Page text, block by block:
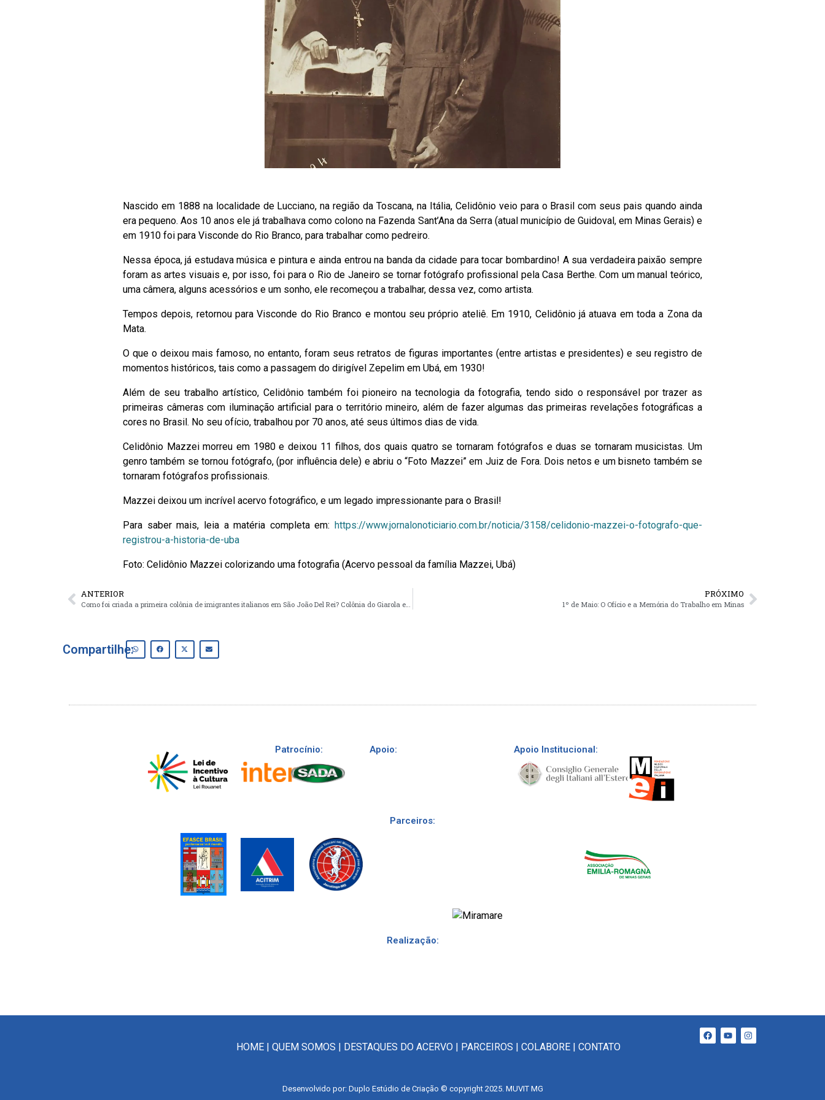
Nascido em 1888 na localidade de Lucciano, na região da Toscana, na Itália, Celidônio veio para o Brasil com seus pais quando ainda
era pequeno. Aos 10 anos ele já trabalhava como colono na Fazenda Sant’Ana da Serra (atual município de Guidoval, em Minas Gerais) e
em 1910 foi para Visconde do Rio Branco, para trabalhar como pedreiro.
Nessa época, já estudava música e pintura e ainda entrou na banda da cidade para tocar bombardino! A sua verdadeira paixão sempre
foram as artes visuais e, por isso, foi para o Rio de Janeiro se tornar fotógrafo profissional pela Casa Berthe. Com um manual teórico,
uma câmera, alguns acessórios e um sonho, ele recomeçou a trabalhar, dessa vez, como artista.
Tempos depois, retornou para Visconde do Rio Branco e montou seu próprio ateliê. Em 1910, Celidônio já atuava em toda a Zona da
Mata.
O que o deixou mais famoso, no entanto, foram seus retratos de figuras importantes (entre artistas e presidentes) e seu registro de
momentos históricos, tais como a passagem do dirigível Zepelim em Ubá, em 1930!
Além de seu trabalho artístico, Celidônio também foi pioneiro na tecnologia da fotografia, tendo sido o responsável por trazer as
primeiras câmeras com iluminação artificial para o território mineiro, além de fazer algumas das primeiras revelações fotográficas a
cores no Brasil. No seu ofício, trabalhou por 70 anos, até seus últimos dias de vida.
Celidônio Mazzei morreu em 1980 e deixou 11 filhos, dos quais quatro se tornaram fotógrafos e duas se tornaram musicistas. Um
genro também se tornou fotógrafo, (por influência dele) e abriu o “Foto Mazzei” em Juiz de Fora. Dois netos e um bisneto também se
tornaram fotógrafos profissionais.
Mazzei deixou um incrível acervo fotográfico, e um legado impressionante para o Brasil!
Para saber mais, leia a matéria completa em: https://www.jornalonoticiario.com.br/noticia/3158/celidonio-mazzei-o-fotografo-que-
registrou-a-historia-de-uba
Foto: Celidônio Mazzei colorizando uma fotografia (Acervo pessoal da família Mazzei, Ubá)
ANTERIOR
Como foi criada a primeira colônia de imigrantes italianos em São João Del Rei? Colônia do Giarola em São João del-Rei
PRÓXIMO
1º de Maio: O Ofício e a Memória do Trabalho em Minas
Compartilhe:
Patrocínio: Apoio: Apoio Institucional:
Parceiros:
Realização:
HOME |QUEM SOMOS DESTAQUES DO ACERVO PARCEIROS |COLABORE |CONTATO
Desenvolvido por: Duplo Estúdio de Criação © copyright 2025. MUVIT MG